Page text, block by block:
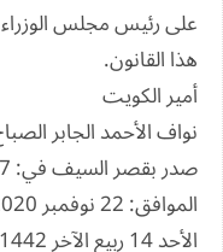
على رئيس مجلس الوزراء
هذا القانون.
أمير الكويت
نواف الأحمد الجابر
صدر بقصر السيف في: 7 ربيع الآخر 1442 ه
الموافق: 22 نوفمبر 2020 م
الأحد 14 ربيع الآخر 1442 ه – 2020/11/29 م